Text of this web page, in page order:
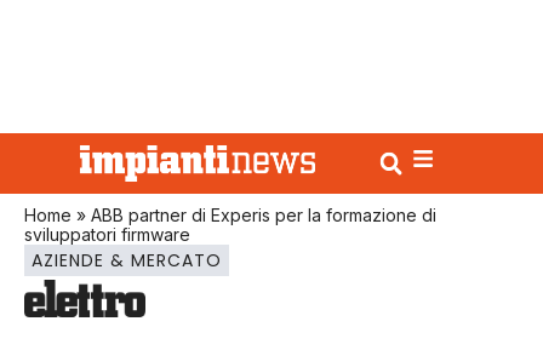
Home » ABB partner di Experis per la formazione di
sviluppatori firmware
AZIENDE & MERCATO